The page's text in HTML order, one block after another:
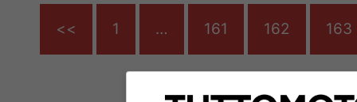
<< 1 … 161 162 163